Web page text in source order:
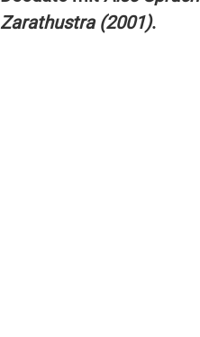
Zarathustra (2001).